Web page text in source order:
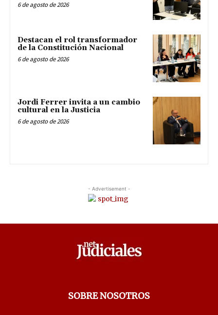
6 de agosto de 2026
Destacan el rol transformador
de la Constitución Nacional
6 de agosto de 2026
Jordi Ferrer invita a un cambio
cultural en la Justicia
6 de agosto de 2026
- Advertisement -
SOBRE NOSOTROS